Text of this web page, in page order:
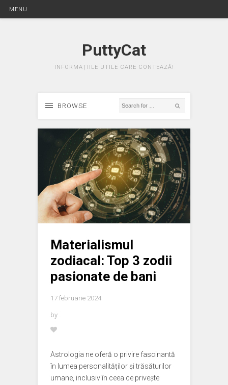
MENU
PuttyCat
INFORMAȚIILE UTILE CARE CONTEAZĂ!
BROWSE
Materialismul
zodiacal: Top 3 zodii
pasionate de bani
17 februarie 2024
by
Astrologia ne oferă o privire fascinantă
în lumea personalităților și trăsăturilor
umane, inclusiv în ceea ce privește